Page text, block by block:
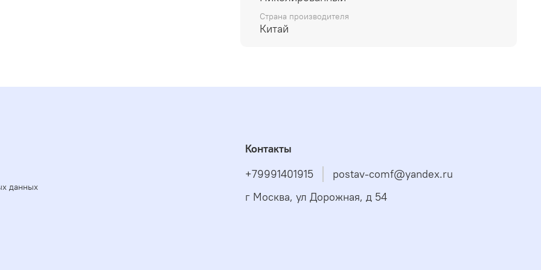
Страна производителя
Китай
данных
Контакты
+79991401915
postav-comf@yandex.ru
г Москва, ул Дорожная, д 54